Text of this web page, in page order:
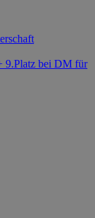
9.Platz bei DM für